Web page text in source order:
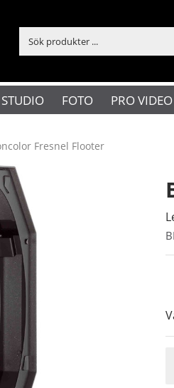
STUDIO FOTO PRO VIDEO
Fresnel Flooter